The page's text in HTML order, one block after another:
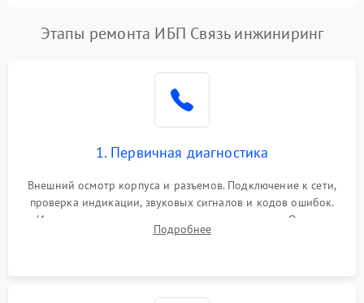
Этапы ремонта ИБП Связь инжиниринг
1. Первичная диагностика
Внешний осмотр корпуса и разъемов. Подключение к сети,
проверка индикации, звуковых сигналов и кодов ошибок.
Измерение входного и выходного напряжения. Оценка
реакции ИБП на отключение основного питания без
Подробнее